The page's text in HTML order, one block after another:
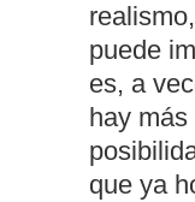
puede
es, a
hay
que ya